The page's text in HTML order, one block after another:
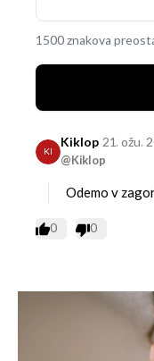
1500 znakova
KI
Kiklop
@Kiklop
21. ožu.
Odemo v
0 0